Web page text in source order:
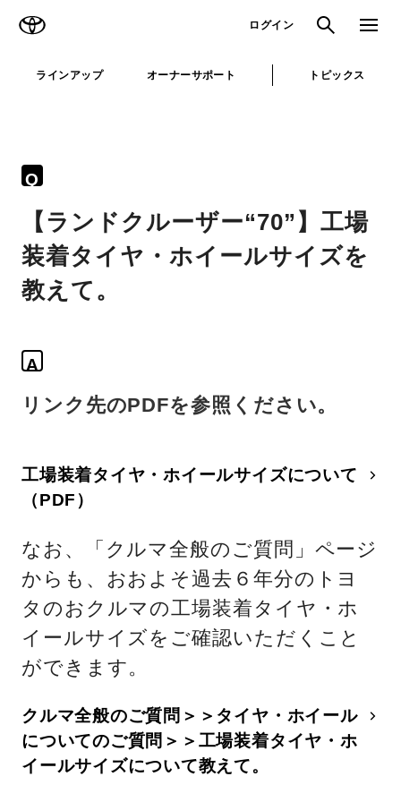
ログイン 検索 メニュ
ラインアップ オーナーサポート トピックス
Q
【ランドクルーザー“70”】工場
装着タイヤ・ホイールサイズを
教えて。
A
リンク先のPDFを参照ください。
工場装着タイヤ・ホイールサイズについて
（PDF）
なお、「クルマ全般のご質問」ページ
からも、おおよそ過去６年分のトヨ
タのおクルマの工場装着タイヤ・ホ
イールサイズをご確認いただくこと
ができます。
クルマ全般のご質問＞＞タイヤ・ホイール
についてのご質問＞＞工場装着タイヤ・ホ
イールサイズについて教えて。